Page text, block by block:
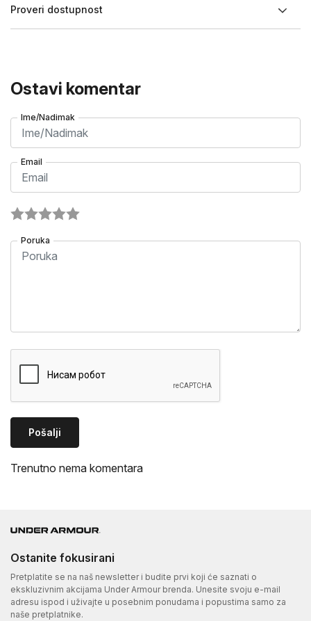
Proveri dostupnost
Ostavi komentar
Ime/Nadimak
Email
Poruka
Pošalji
Trenutno nema komentara
Ostanite fokusirani
Pretplatite se na naš newsletter i budite prvi koji će saznati o
ekskluzivnim akcijama Under Armour brenda. Unesite svoju e-mail
adresu ispod i uživajte u posebnim ponudama i popustima samo za
naše pretplatnike.